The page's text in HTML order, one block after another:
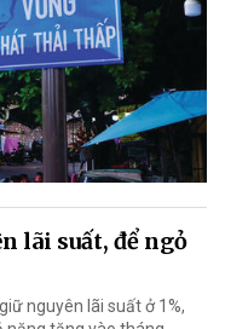
lãi suất, để ngỏ
nguyên lãi suất ở 1%,